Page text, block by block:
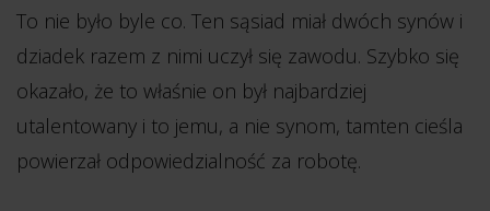
To nie było byle co. Ten sąsiad miał dwóch synów i
dziadek razem z nimi uczył się zawodu. Szybko się
okazało, że to właśnie on był najbardziej
utalentowany i to jemu, a nie synom, tamten cieśla
powierzał odpowiedzialność za robotę.